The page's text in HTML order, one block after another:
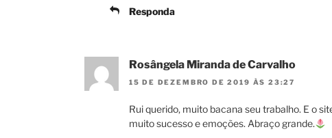
Responda
Rosângela Miranda de Carvalho
15 DE DEZEMBRO DE 2019 ÀS 23:27
Rui querido, muito bacana seu trabalho. E o
muito sucesso e emoções. Abraço grande.